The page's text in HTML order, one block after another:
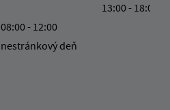
13:00 - 18:00
08:00 - 12:00
nestránkový deň